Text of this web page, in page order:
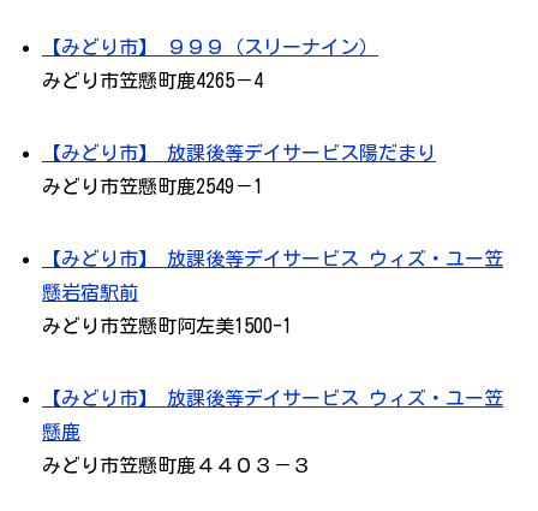
【みどり市】 ９９９（スリーナイン）
みどり市笠懸町鹿4265－4
【みどり市】 放課後等デイサービス陽だまり
みどり市笠懸町鹿2549－1
【みどり市】 放課後等デイサービス ウィズ・ユー笠
懸岩宿駅前
みどり市笠懸町阿左美1500-1
【みどり市】 放課後等デイサービス ウィズ・ユー笠
懸鹿
みどり市笠懸町鹿４４０３－３